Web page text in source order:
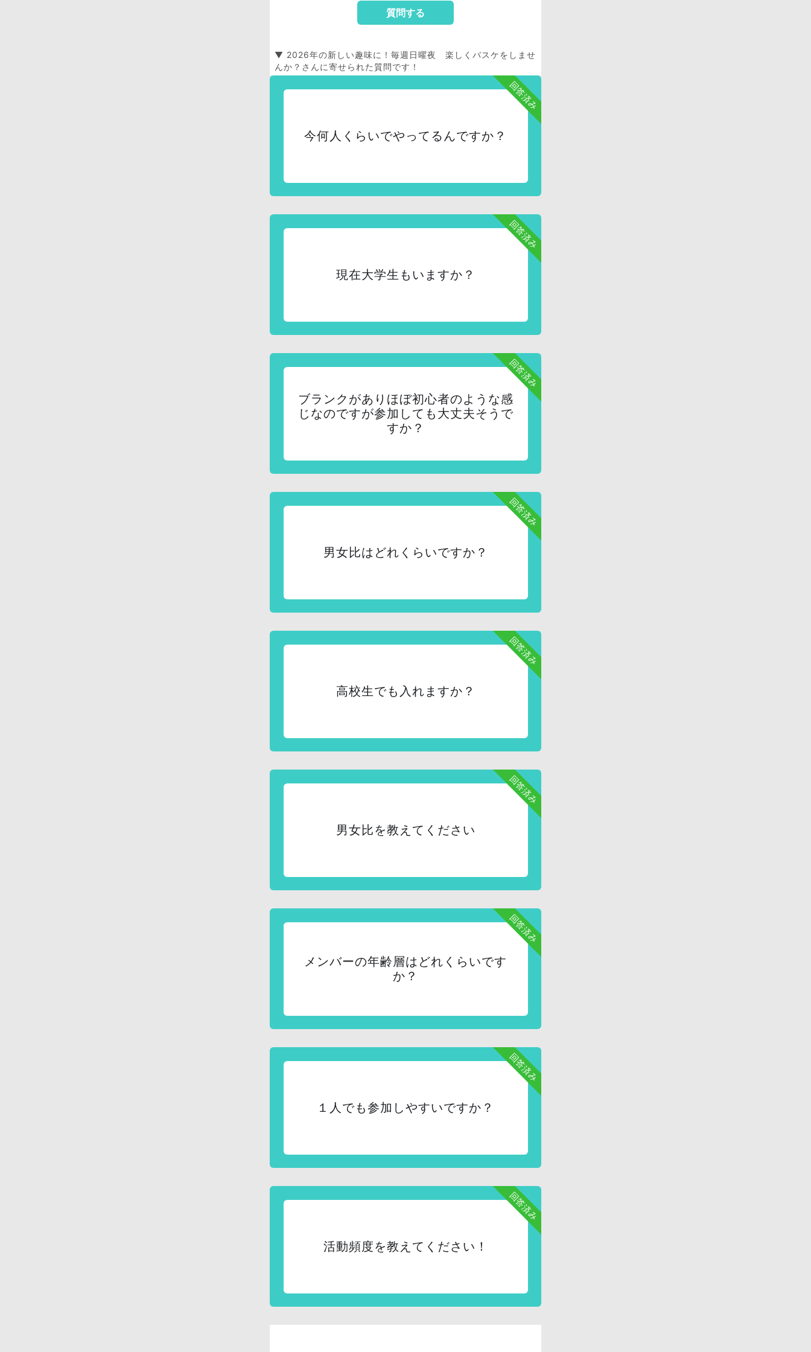
▼ 2026年の新しい趣味に！毎週日曜夜 楽しくバスケをしませ
んか？さんに寄せられた質問です！
回答済み
今何人くらいでやってるんですか？
回答済み
現在大学生もいますか？
回答済み
ブランクがありほぼ初心者のような感
じなのですが参加しても大丈夫そうで
すか？
回答済み
男女比はどれくらいですか？
回答済み
高校生でも入れますか？
回答済み
男女比を教えてください
回答済み
メンバーの年齢層はどれくらいです
か？
回答済み
１人でも参加しやすいですか？
回答済み
活動頻度を教えてください！